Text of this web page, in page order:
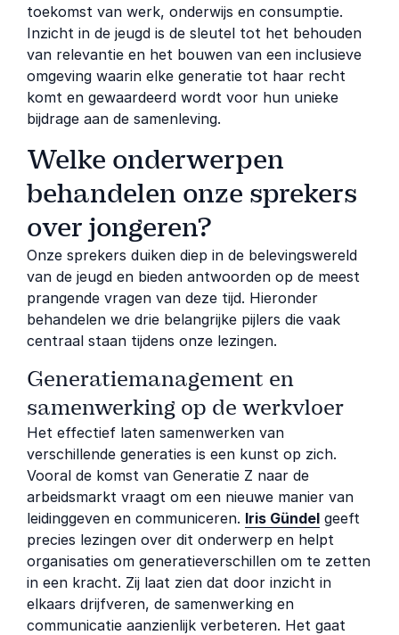
toekomst van werk, onderwijs en consumptie.
Inzicht in de jeugd is de sleutel tot het behouden
van relevantie en het bouwen van een inclusieve
omgeving waarin elke generatie tot haar recht
komt en gewaardeerd wordt voor hun unieke
bijdrage aan de samenleving.
Welke onderwerpen
behandelen onze sprekers
over jongeren?
Onze sprekers duiken diep in de belevingswereld
van de jeugd en bieden antwoorden op de meest
prangende vragen van deze tijd. Hieronder
behandelen we drie belangrijke pijlers die vaak
centraal staan tijdens onze lezingen.
Generatiemanagement en
samenwerking op de werkvloer
Het effectief laten samenwerken van
verschillende generaties is een kunst op zich.
Vooral de komst van Generatie Z naar de
arbeidsmarkt vraagt om een nieuwe manier van
leidinggeven en communiceren. Iris Gündel geeft
precies lezingen over dit onderwerp en helpt
organisaties om generatieverschillen om te zetten
in een kracht. Zij laat zien dat door inzicht in
elkaars drijfveren, de samenwerking en
communicatie aanzienlijk verbeteren. Het gaat